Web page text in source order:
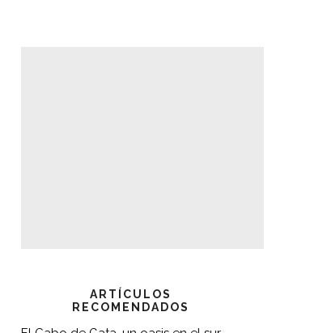
ARTÍCULOS
RECOMENDADOS